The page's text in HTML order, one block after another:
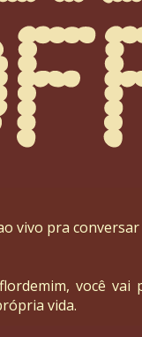
vivo pra
você
vida.